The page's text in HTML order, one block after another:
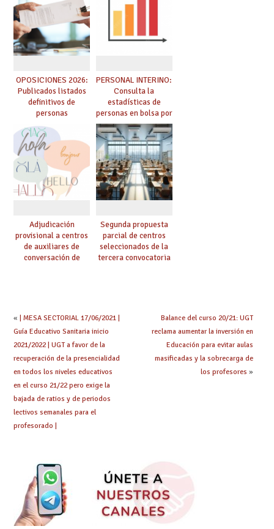
OPOSICIONES 2026:
Publicados listados
definitivos de
personas
seleccionadas. ¿Qué
hacer ahora si he
obtenido plaza?
PERSONAL INTERINO:
Consulta la
estadísticas de
personas en bolsa por
cuerpo, especialidad
y tipo de bolsa para
el curso 26/27
Adjudicación
provisional a centros
de auxiliares de
conversación de
Segunda propuesta
parcial de centros
seleccionados de la
tercera convocatoria
« | MESA SECTORIAL 17/06/2021 |
Guía Educativo Sanitaria inicio
2021/2022 | UGT a favor de la
recuperación de la presencialidad
en todos los niveles educativos
en el curso 21/22 pero exige la
bajada de ratios y de periodos
lectivos semanales para el
profesorado |
Balance del curso 20/21: UGT
reclama aumentar la inversión en
Educación para evitar aulas
masificadas y la sobrecarga de
los profesores »